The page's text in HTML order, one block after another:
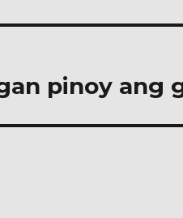
pinoy ang